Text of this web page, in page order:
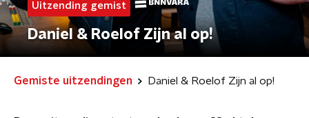
Uitzending gemist
Daniel & Roelof Zijn al op!
Gemiste uitzendingen Daniel & Roelof Zijn al op!